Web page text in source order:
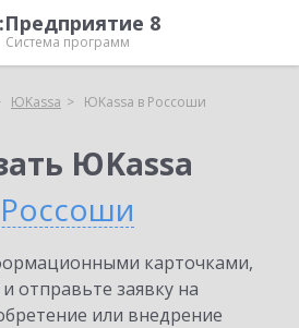
8
Система программ
ЮKassa ЮKassa в Россоши
ЮKassa
карточками,
отправьте заявку на
или внедрение